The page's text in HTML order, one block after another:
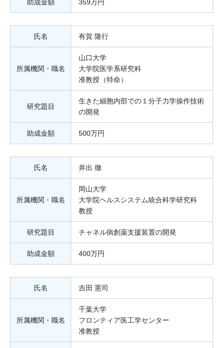
助成金額 359万円
氏名 有賀 隆行
所属機関・職名
山口大学
大学院医学系研究科
准教授（特命）
研究題目
生きた細胞内部での１分子力学操作技術
の開発
助成金額 500万円
氏名 井出 徹
所属機関・職名
岡山大学
大学院ヘルスシステム統合科学研究科
教授
研究題目 チャネル病創薬支援装置の開発
助成金額 400万円
氏名 吉田 憲司
所属機関・職名
千葉大学
フロンティア医工学センター
准教授